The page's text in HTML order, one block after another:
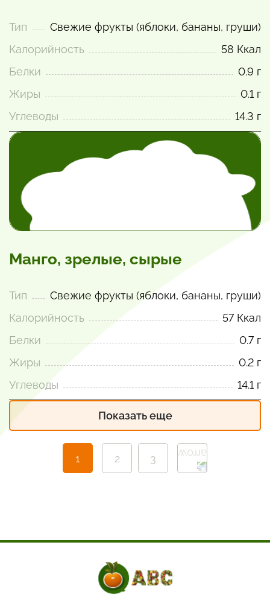
Тип
Свежие фрукты (яблоки, бананы, груши)
Калорийность
58 Ккал
Белки
0.9 г
Жиры
0.1 г
Углеводы
14.3 г
Манго, зрелые, сырые
Тип
Свежие фрукты (яблоки, бананы, груши)
Калорийность
57 Ккал
Белки
0.7 г
Жиры
0.2 г
Углеводы
14.1 г
Показать еще
1 2 3